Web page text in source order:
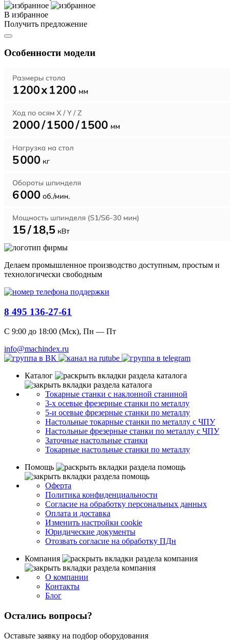
В избранное
Получить предложение
Особенности модели
Делаем промышленное производство доступным, простым и
технологически свободным
8 495 136-27-61
С 9:00 до 18:00 (Мск), Пн — Пт
info@machindex.ru
Каталог
Токарные станки с наклонной станиной
3-х осевые фрезерные станки по металлу
5-и осевые фрезерные станки по металлу
Настольные токарные станки по металлу с ЧПУ
Настольные фрезерные станки по металлу с ЧПУ
Заточные настольные станки
Токарные настольные станки по металлу
Помощь
Оферта
Политика конфиденциальности
Согласие на обработку персональных данных
Оплата и доставка
Изменить настройки cookie
Юридические документы
Отозвать согласие на обработку ПДн
Компания
О компании
Контакты
Блог
Остались вопросы?
Оставьте заявку на подбор оборудования